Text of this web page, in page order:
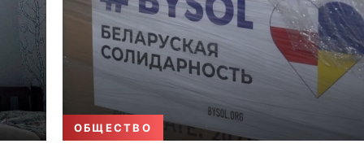
ОБЩЕСТВО